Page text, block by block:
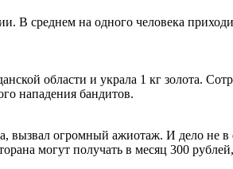
В среднем на одного человека
области и украла 1 кг золота.
нападения бандитов.
огромный ажиотаж. И дело не
могут получать в месяц 300